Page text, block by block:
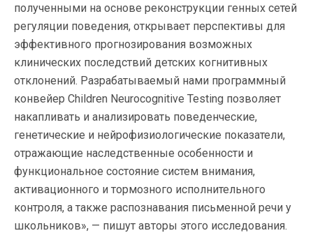
полученными на основе реконструкции генных сетей
регуляции поведения, открывает перспективы для
эффективного прогнозирования возможных
клинических последствий детских когнитивных
отклонений. Разрабатываемый нами программный
конвейер Children Neurocognitive Testing позволяет
накапливать и анализировать поведенческие,
генетические и нейрофизиологические показатели,
отражающие наследственные особенности и
функциональное состояние систем внимания,
активационного и тормозного исполнительного
контроля, а также распознавания письменной речи у
школьников», — пишут авторы этого исследования.